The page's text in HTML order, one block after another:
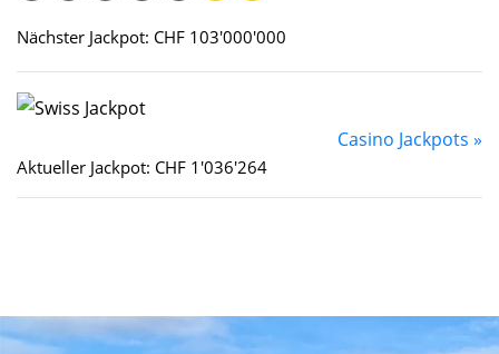
Nächster Jackpot: CHF 103'000'000
Casino Jackpots »
Aktueller Jackpot: CHF 1'036'264